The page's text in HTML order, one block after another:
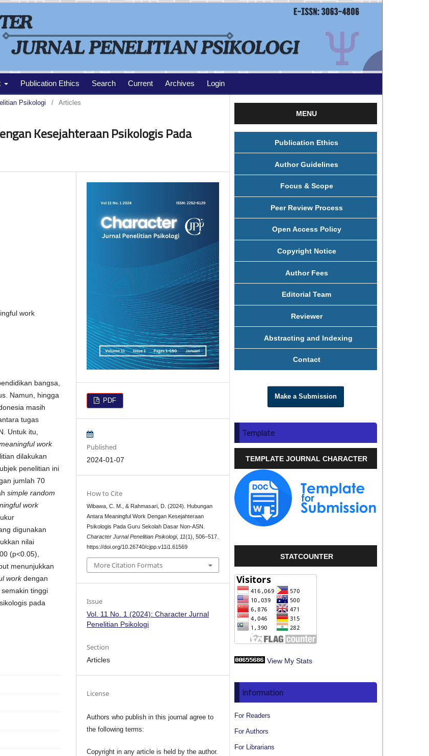
Publication Ethics Search Current Archives Login
Psikologi / Articles
Kesejahteraan Psikologis Pada
work
bangsa,
Namun, hingga
masih
tugas
Untuk itu,
work
dilakukan
penelitian ini
jumlah 70
simple random
work
digunakan
nilai
(p<0.05),
menunjukkan
workdengan
tinggi
pada
PDF
Published
2024-01-07
How to Cite
Wibawa, C. M., & Rahmasari, D. (2024). Hubungan
Antara Meaningful Work Dengan Kesejahteraan
Psikologis Pada Guru Sekolah Dasar Non-ASN.
Character Jurnal Penelitian Psikologi, 11(1), 506–517.
https://doi.org/10.26740/cjpp.v11i1.61569
More Citation Formats
Issue
Vol. 11 No. 1 (2024): Character Jurnal
Penelitian Psikologi
Section
Articles
License
Authors who publish in this journal agree to
the following terms:
Copyright in any article is held by the author.
MENU
Publication Ethics
Author Guidelines
Focus & Scope
Peer Review Process
Open Access Policy
Copyright Notice
Author Fees
Editorial Team
Reviewer
Abstracting and Indexing
Contact
Make a Submission
Template
TEMPLATE JOURNAL CHARACTER
STATCOUNTER
View My Stats
Information
For Readers
For Authors
For Librarians